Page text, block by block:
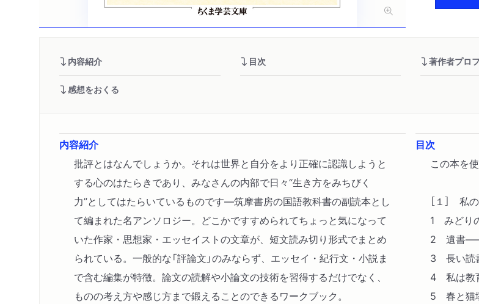
内容紹介 目次 著作者プロ
感想をおくる
内容紹介
批評とはなんでしょうか。それは世界と自分をより正確に認識しようと
する心のはたらきであり、みなさんの内部で日々“生き方をみちびく
力”としてはたらいているものです―筑摩書房の国語教科書の副読本とし
て編まれた名アンソロジー。どこかですすめられてちょっと気になって
いた作家・思想家・エッセイストの文章が、短文読み切り形式でまとめ
られている。一般的な「評論文」のみならず、エッセイ・紀行文・小説ま
で含む編集が特徴。論文の読解や小論文の技術を習得するだけでなく、
ものの考え方や感じ方まで鍛えることのできるワークブック。
目次
この本を
［１］ 私
1 みどり
2 遺書
3 長い読
4 私は教
5 春と猫